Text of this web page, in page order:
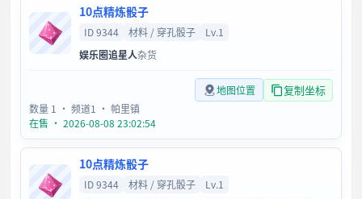
10点精炼骰子
ID 9344 材料 / 穿孔骰子
Lv.1
娱乐圈追星人杂货
地图位置 复制坐标
数量 1 · 频道1 · 帕里镇
在售 · 2026-08-08 23:02:54
10点精炼骰子
ID 9344 材料 / 穿孔骰子
Lv.1